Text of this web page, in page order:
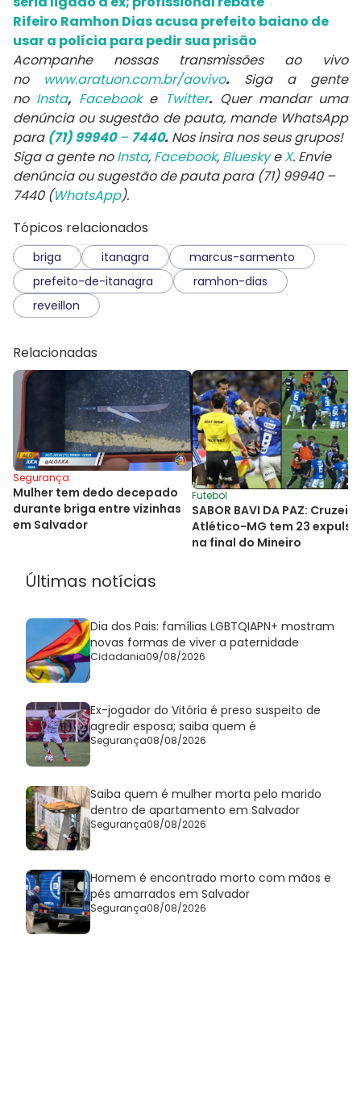
Rifeiro Ramhon Dias acusa prefeito baiano de
usar a polícia para pedir sua prisão
Acompanhe nossas transmissões ao vivo
no www.aratuon.com.br/aovivo. Siga a gente
no Insta, Facebooke Twitter.Quer mandar uma
denúncia ou sugestão de pauta, mande WhatsApp
para (71) 99940– 7440. Nos insira nos seus grupos!
Siga a gente noInsta, Facebook, BlueskyeX. Envie
denúncia ou sugestão de pauta para (71) 99940 –
7440 (WhatsApp).
Tópicos relacionados
briga itanagra
marcus-sarmento
prefeito-de-itanagra
ramhon-dias
reveillon
Relacionadas
Segurança
Mulher tem dedo decepado
durante briga entre vizinhas
em Salvador
Futebol
SABOR BAVI DA PAZ:
Atlético-MG tem 23
na final do Mineiro
Últimas notícias
Dia dos Pais: famílias LGBTQIAPN+ mostram
novas formas de viver a paternidade
Cidadania09/08/2026
Ex-jogador do Vitória é preso suspeito de
agredir esposa; saiba quem é
Segurança08/08/2026
Saiba quem é mulher morta pelo marido
dentro de apartamento em Salvador
Segurança08/08/2026
Homem é encontrado morto com mãos e
pés amarrados em Salvador
Segurança08/08/2026